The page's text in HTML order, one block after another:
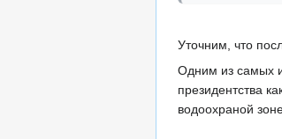
Уточним, что
Одним из самых
президентства
водоохраной